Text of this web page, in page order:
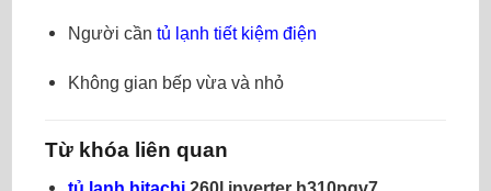
Người cần tủ lạnh tiết kiệm điện
Không gian bếp vừa và nhỏ
Từ khóa liên quan